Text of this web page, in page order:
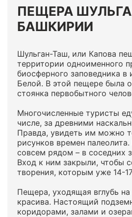
ПЕЩЕРА
БАШКИРИИ
Шульган-Таш, или Капова
территории одноименного
биосферного заповедника в
Белой. В этой пещере была
стоянка первобытного
Многочисленные туристы
числе, за древними
Правда, увидеть им можно
рисунков времен
совсем рядом – в соседних
Вход к ним закрыли, чтобы
творения, которым уже 14-
Пещера, уходящая вглубь
красива. Настоящий
коридорами, залами и